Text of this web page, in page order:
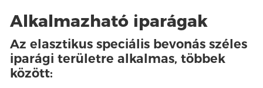
Alkalmazható iparágak
Az elasztikus speciális bevonás széles
iparági területre alkalmas, többek
között: